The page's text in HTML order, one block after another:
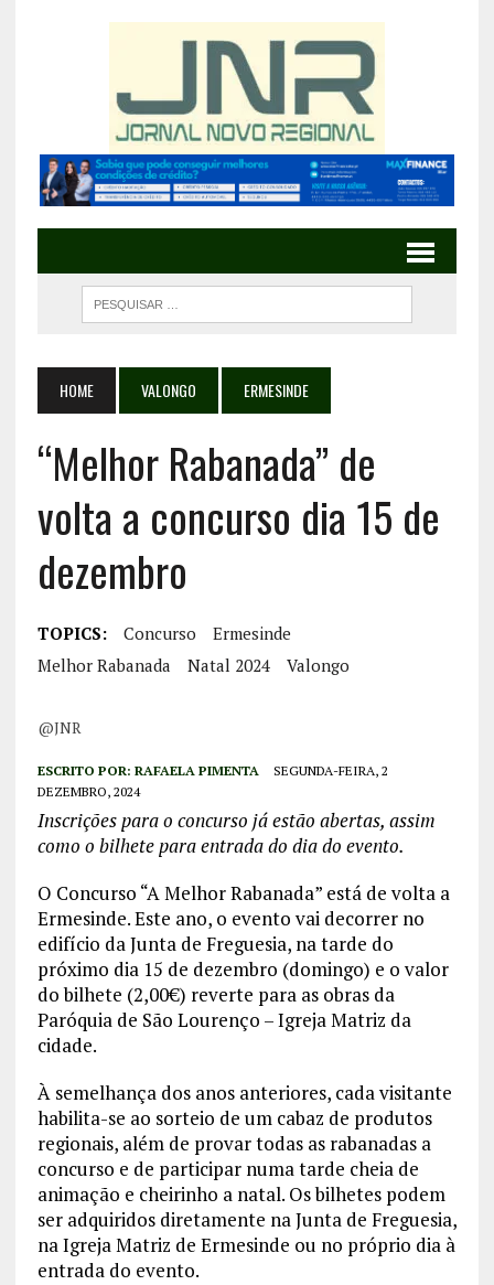
HOME VALONGO ERMESINDE
“Melhor Rabanada” de
volta a concurso dia 15 de
dezembro
TOPICS: Concurso
Ermesinde
Melhor Rabanada
Natal 2024 Valongo
@JNR
ESCRITO POR: RAFAELA PIMENTA
SEGUNDA-FEIRA, 2
DEZEMBRO, 2024
Inscrições para o concurso já estão abertas, assim
como o bilhete para entrada do dia do evento.
O Concurso “A Melhor Rabanada” está de volta a
Ermesinde. Este ano, o evento vai decorrer no
edifício da Junta de Freguesia, na tarde do
próximo dia 15 de dezembro (domingo) e o valor
do bilhete (2,00€) reverte para as obras da
Paróquia de São Lourenço – Igreja Matriz da
cidade.
À semelhança dos anos anteriores, cada visitante
habilita-se ao sorteio de um cabaz de produtos
regionais, além de provar todas as rabanadas a
concurso e de participar numa tarde cheia de
animação e cheirinho a natal. Os bilhetes podem
ser adquiridos diretamente na Junta de Freguesia,
na Igreja Matriz de Ermesinde ou no próprio dia à
entrada do evento.